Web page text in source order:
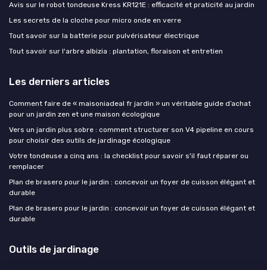
Avis sur le robot tondeuse Kress KR121E : efficacité et praticité au jardin
Les secrets de la cloche pour micro onde en verre
Tout savoir sur la batterie pour pulvérisateur électrique
Tout savoir sur l'arbre albizia : plantation, floraison et entretien
Les derniers articles
Comment faire de « maisoniadeal fr jardin » un véritable guide d’achat
pour un jardin zen et une maison écologique
Vers un jardin plus sobre : comment structurer son V4 pipeline en cours
pour choisir des outils de jardinage écologique
Votre tondeuse a cinq ans : la checklist pour savoir s'il faut réparer ou
remplacer
Plan de brasero pour le jardin : concevoir un foyer de cuisson élégant et
durable
Plan de brasero pour le jardin : concevoir un foyer de cuisson élégant et
durable
Outils de jardinage